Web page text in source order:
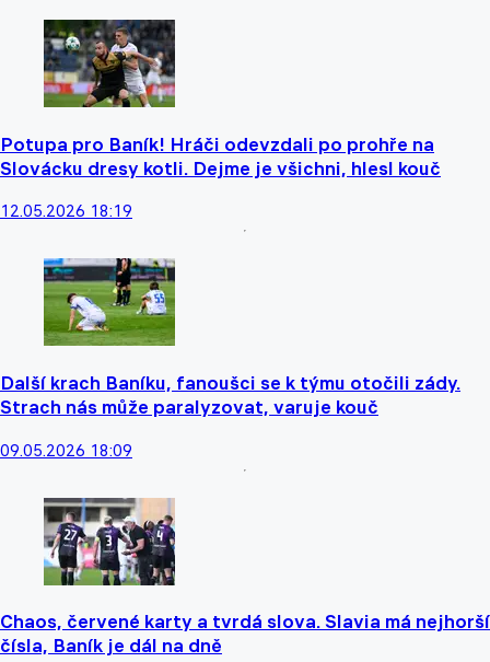
Potupa pro Baník! Hráči odevzdali po prohře na
Slovácku dresy kotli. Dejme je všichni, hlesl kouč
12.05.2026 18:19
Další krach Baníku, fanoušci se k týmu otočili zády.
Strach nás může paralyzovat, varuje kouč
09.05.2026 18:09
Chaos, červené karty a tvrdá slova. Slavia má nejhorší
čísla, Baník je dál na dně